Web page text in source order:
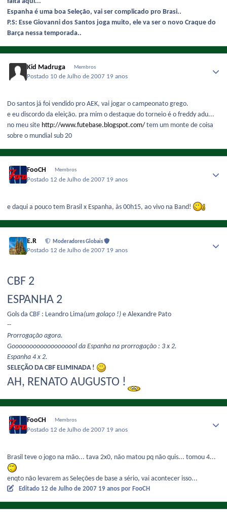
Espanha é uma boa Seleção, vai ser complicado pro Brasi..
P.S: Esse Giovanni dos Santos joga muito, ele va ser o novo Craque do
Barça nessa temporada..
Kid Madruga Membros
Postado 10 de Julho de 2007 19 anos
Do santos já foi vendido pro AEK, vai jogar o campeonato grego.
e eu discordo da eleição. pra mim o destaque do torneio é o freddy adu...
no meu site http://www.futebase.blogspot.com/ tem um monte de coisa
sobre o mundial sub 20
FooCH Membros
Postado 12 de Julho de 2007 19 anos
e daqui a pouco tem Brasil x Espanha, às 00h15, ao vivo na Band!
E.R Moderadores Globais
Postado 12 de Julho de 2007 19 anos
CBF 2
ESPANHA 2
Gols da CBF : Leandro Lima(um golaço !) e Alexandre Pato
--
Prorrogação agora.
Gooooooooooooooooool da Espanha na prorrogação : 3 x 2.
Espanha 4 x 2.
SELEÇÃO DA CBF ELIMINADA !
AH, RENATO AUGUSTO !
FooCH Membros
Postado 12 de Julho de 2007 19 anos
Brasil teve o jogo na mão... tava 2x0, não matou pq não quis... tomou 4...
enqto não levarem as Seleções de base a sério, vai acontecer isso...
Editado 12 de Julho de 2007 19 anos por FooCH